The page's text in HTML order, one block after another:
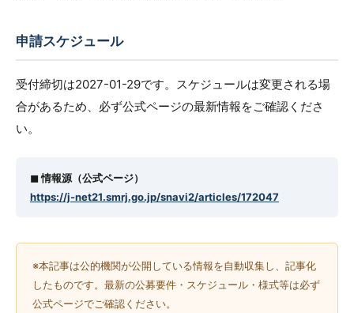
申請スケジュール
受付締切は2027-01-29です。スケジュールは変更される場
合があるため、必ず公式ページの最新情報をご確認くださ
い。
◼︎ 情報源（公式ページ）
https://j-net21.smrj.go.jp/snavi2/articles/172047
※本記事は公的機関が公開している情報を自動収集し、記事化
したものです。最新の公募要件・スケジュール・様式等は必ず
公式ページでご確認ください。